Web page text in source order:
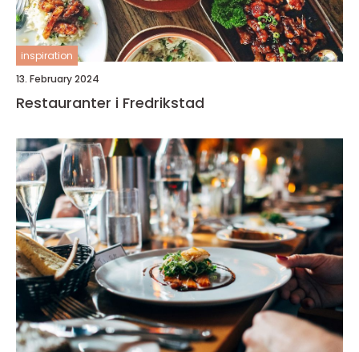
inspiration
13. February 2024
Restauranter i Fredrikstad